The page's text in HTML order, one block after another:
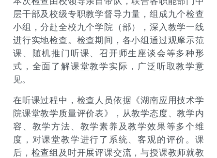
层干部及校级专职教学督导力量，组成九个检查
小组，分赴全校九个学院（部），深入教学一线
进行实地检查。检查期间，各小组通过观摩示范
课、随机推门听课、召开师生座谈会等多种形
式，全面了解课堂教学实际，广泛听取教学意
见。
在听课过程中，检查人员依据《湖南应用技术学
院课堂教学质量评价表》，从教学态度、教学内
容、教学方法、教学素养及教学效果等多个维
度，对课堂教学进行了系统、客观的评价。课
后，检查组及时开展评课交流，与授课教师就教